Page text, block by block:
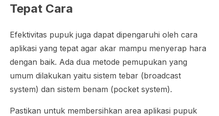
Tepat Cara
Efektivitas pupuk juga dapat dipengaruhi oleh cara
aplikasi yang tepat agar akar mampu menyerap hara
dengan baik. Ada dua metode pemupukan yang
umum dilakukan yaitu sistem tebar (broadcast
system) dan sistem benam (pocket system).
Pastikan untuk membersihkan area aplikasi pupuk